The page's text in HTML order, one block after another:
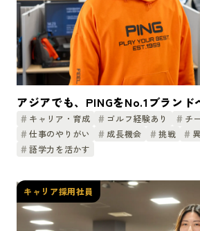
アジアでも、PINGをNo.1ブランド
キャリア・育成 ゴルフ経験あり
チ
仕事のやりがい
成長機会 挑戦
語学力を活かす
キャリア採用社員